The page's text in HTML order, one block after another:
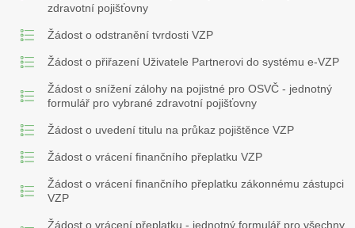
zdravotní pojišťovny
Žádost o odstranění tvrdosti VZP
Žádost o přiřazení Uživatele Partnerovi do systému e-VZP
Žádost o snížení zálohy na pojistné pro OSVČ - jednotný
formulář pro vybrané zdravotní pojišťovny
Žádost o uvedení titulu na průkaz pojištěnce VZP
Žádost o vrácení finančního přeplatku VZP
Žádost o vrácení finančního přeplatku zákonnému zástupci
VZP
Žádost o vrácení přeplatku - jednotný formulář pro všechny